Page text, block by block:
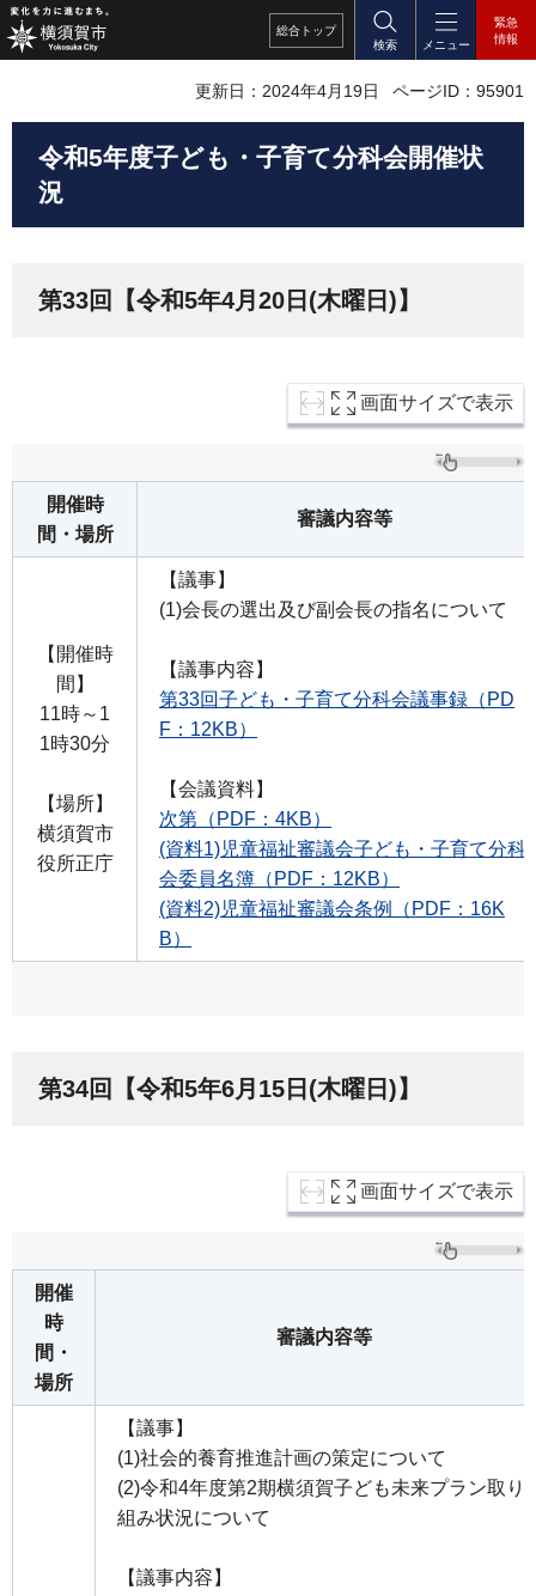
総合 トップ
検索
メニュー
緊急
情報
更新日：2024年4月19日 ページID：95901
令和5年度子ども・子育て分科会開催状
況
第33回【令和5年4月20日(木曜日)】
画面サイズで表示
開催時
間・場所
審議内容等
【開催時
間】
11時～1
1時30分
【場所】
横須賀市
役所正庁
【議事】
(1)会長の選出及び副会長の指名について
【議事内容】
第33回子ども・子育て分科会議事録（PD
F：12KB）
【会議資料】
次第（PDF：4KB）
(資料1)児童福祉審議会子ども・子育て分科
会委員名簿（PDF：12KB）
(資料2)児童福祉審議会条例（PDF：16K
B）
第34回【令和5年6月15日(木曜日)】
画面サイズで表示
開催
時
間・
場所
審議内容等
【議事】
(1)社会的養育推進計画の策定について
(2)令和4年度第2期横須賀子ども未来プラン取り
組み状況について
【議事内容】